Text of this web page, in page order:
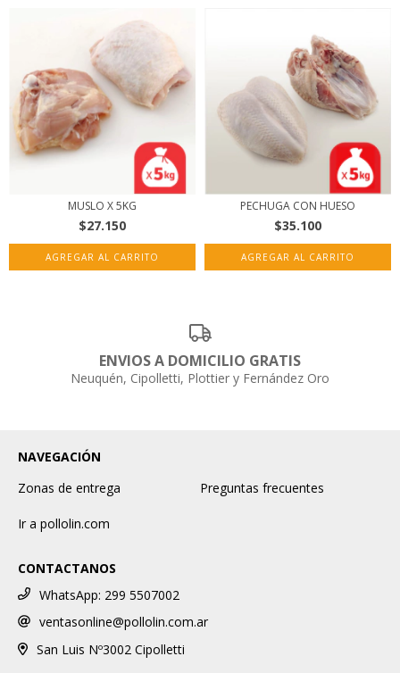
MUSLO X 5KG
$27.150
PECHUGA CON HUESO
$35.100
ENVIOS A DOMICILIO GRATIS
Neuquén, Cipolletti, Plottier y Fernández Oro
NAVEGACIÓN
Zonas de entrega
Preguntas frecuentes
Ir a pollolin.com
CONTACTANOS
WhatsApp: 299 5507002
ventasonline@pollolin.com.ar
San Luis Nº3002 Cipolletti